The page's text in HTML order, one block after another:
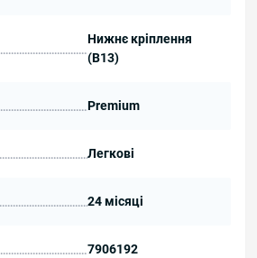
Нижнє кріплення
(B13)
Premium
Легкові
24 місяці
7906192